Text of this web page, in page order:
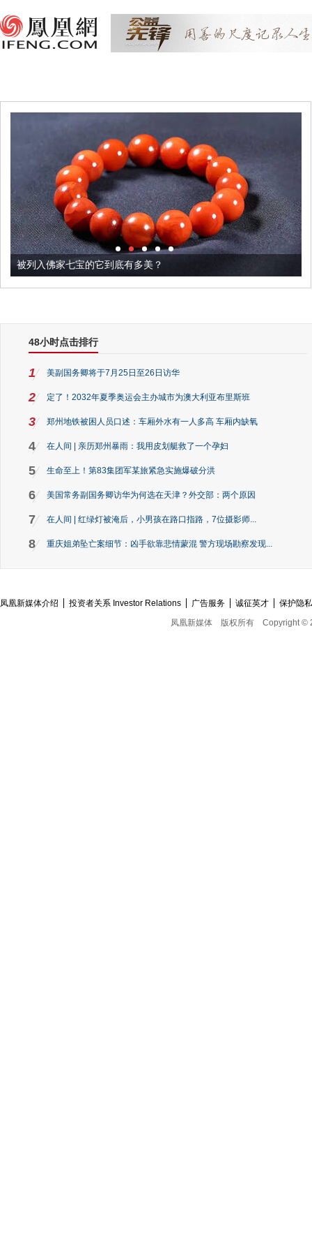
被列入佛家七宝的它到底有多美？
48小时点击排行
1 美副国务卿将于7月25日至26日访华
2 定了！2032年夏季奥运会主办城市为澳大利亚布里斯班
3 郑州地铁被困人员口述：车厢外水有一人多高 车厢内缺氧
4 在人间 | 亲历郑州暴雨：我用皮划艇救了一个孕妇
5 生命至上！第83集团军某旅紧急实施爆破分洪
6 美国常务副国务卿访华为何选在天津？外交部：两个原因
7 在人间 | 红绿灯被淹后，小男孩在路口指路，7位摄影师...
8 重庆姐弟坠亡案细节：凶手欲靠悲情蒙混 警方现场勘察发现...
凤凰新媒体介绍 投资者关系 Investor Relations 广告服务 诚征英才
保护隐
凤凰新媒体
版权所有 Copyright ©